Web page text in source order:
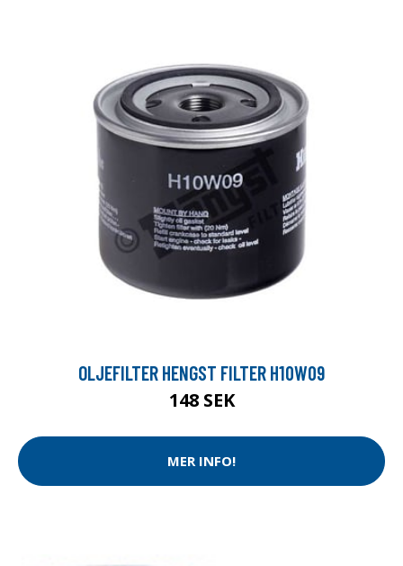
OLJEFILTER HENGST FILTER H10W09
148 SEK
MER INFO!